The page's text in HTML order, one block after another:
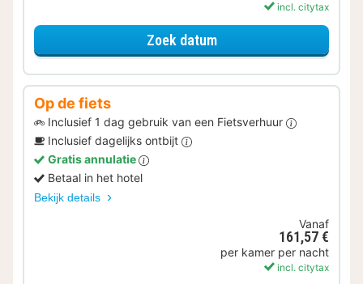
incl. citytax
Zoek datumvoor Samen genieten
Op de fiets
Inclusief 1 dag gebruik van een Fietsverhuur
Inclusief dagelijks ontbijt
Gratis annulatie
Betaal in het hotel
Bekijk details
Vanaf
161,57 €
per kamer per nacht
incl. citytax